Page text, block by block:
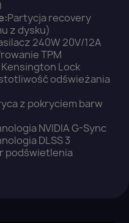
Partycja recovery
z dysku)
240W 20V/12A
TPM
Lock
odświeżania
z pokryciem barw
NVIDIA G-Sync
DLSS 3
podświetlenia